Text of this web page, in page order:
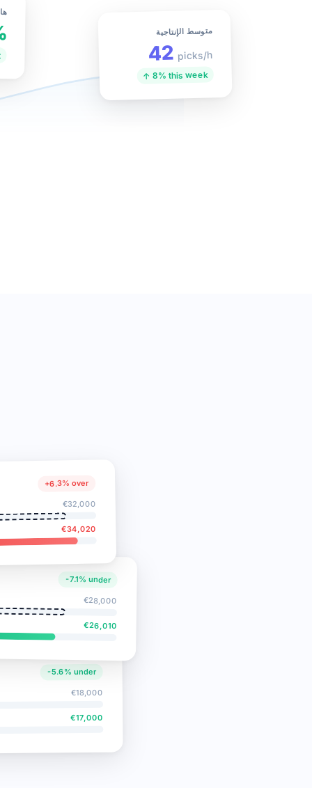
متوسط الإنتاجية
42 picks/h
↑ 8% this week
+6.3% over
€32,000
€34,020
-7.1% under
€28,000
€26,010
-5.6% under
€18,000
€17,000